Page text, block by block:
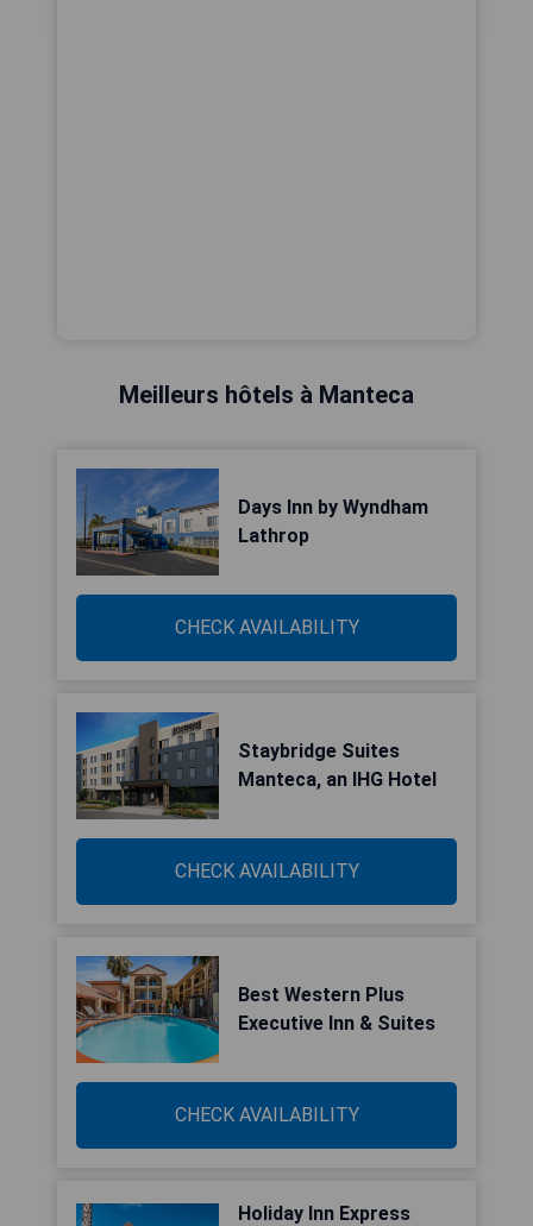
Meilleurs hôtels à Manteca
Days Inn by Wyndham
Lathrop
CHECK AVAILABILITY
Staybridge Suites
Manteca, an IHG Hotel
CHECK AVAILABILITY
Best Western Plus
Executive Inn & Suites
CHECK AVAILABILITY
Holiday Inn Express